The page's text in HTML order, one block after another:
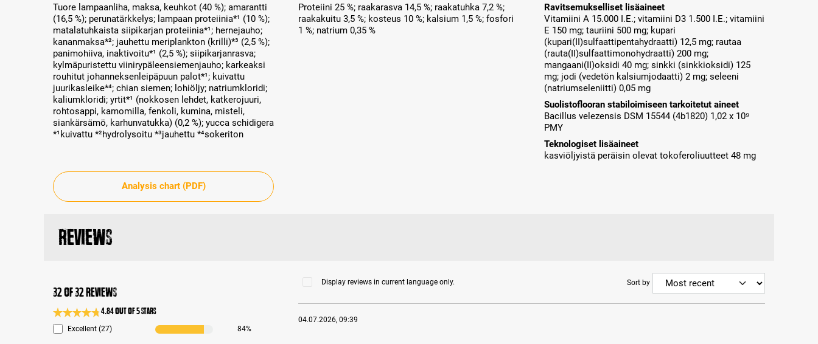
Tuore lampaanliha, maksa, keuhkot (40 %); amarantti
(16,5 %); perunatärkkelys; lampaan proteiinia*¹ (10 %);
matalatuhkaista siipikarjan proteiinia*¹; hernejauho;
kananmaksa*²; jauhettu meriplankton (krilli)*³ (2,5 %);
panimohiiva, inaktivoitu*¹ (2,5 %); siipikarjanrasva;
kylmäpuristettu viinirypäleensiemenjauho; karkeaksi
rouhitut johanneksenleipäpuun palot*¹; kuivattu
juurikasleike*⁴; chian siemen; lohiöljy; natriumkloridi;
kaliumkloridi; yrtit*¹ (nokkosen lehdet, katkerojuuri,
rohtosappi, kamomilla, fenkoli, kumina, misteli,
siankärsämö, karhunvatukka) (0,2 %); yucca schidigera
*¹kuivattu *²hydrolysoitu *³jauhettu *⁴sokeriton
Proteiini 25 %; raakarasva 14,5 %; raakatuhka 7,2 %;
raakakuitu 3,5 %; kosteus 10 %; kalsium 1,5 %; fosfori
1 %; natrium 0,35 %
Ravitsemukselliset lisäaineet
Vitamiini A 15.000 I.E.; vitamiini D3 1.500 I.E.; vitamiini
E 150 mg; tauriini 500 mg; kupari
(kupari(II)sulfaattipentahydraatti) 12,5 mg; rautaa
(rauta(II)sulfaattimonohydraatti) 200 mg;
mangaani(II)oksidi 40 mg; sinkki (sinkkioksidi) 125
mg; jodi (vedetön kalsiumjodaatti) 2 mg; seleeni
(natriumseleniitti) 0,05 mg
Suolistoflooran stabiloimiseen tarkoitetut aineet
Bacillus velezensis DSM 15544 (4b1820) 1,02 x 10⁹
PMY
Teknologiset lisäaineet
kasviöljyistä peräisin olevat tokoferoliuutteet 48 mg
Analysis chart (PDF)
Reviews
32 of 32 reviews
Average rating 4.8 of 5 Stars
4.84 out of 5 stars
Excellent (27) 84%
Display reviews in current language only. Sort by
04.07.2026, 09:39